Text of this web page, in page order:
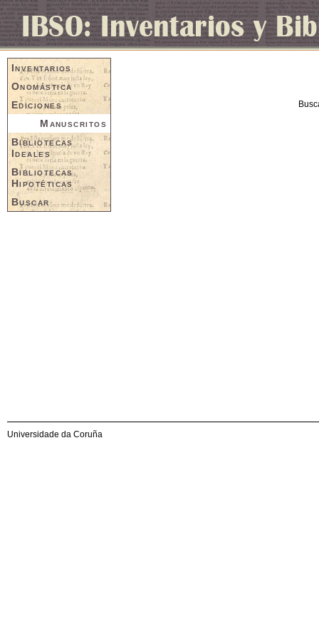
Inventarios
Onomástica
Ediciones
Manuscritos
Bibliotecas
Ideales
Bibliotecas
Hipotéticas
Buscar
Universidade da Coruña